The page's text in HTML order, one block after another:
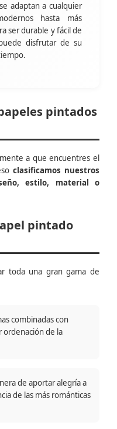
adaptan a cualquier
hasta más
ser durable y fácil de
disfrutar de su
pintados
a que encuentres el
clasificamos nuestros
estilo, material o
pintado
toda una gran gama de
combinadas con
ordenación de la
de aportar alegría a
de las más románticas